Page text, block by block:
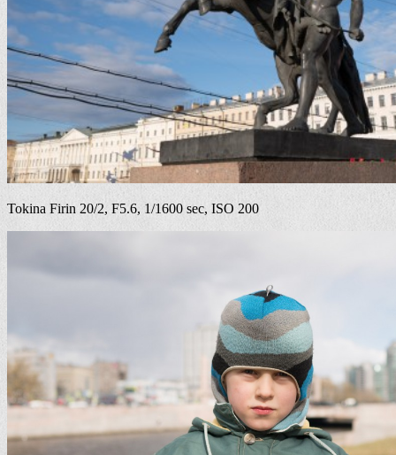
Tokina Firin 20/2, F5.6, 1/1600 sec, ISO 200